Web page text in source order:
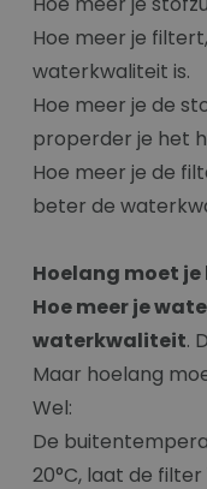
Hoe meer je
waterkwaliteit is.
Hoe meer je de
properder je het
Hoe meer je de
beter de
Hoelang moet
Hoe meer je
waterkwaliteit.
Maar hoelang
Wel:
De
20°C, laat de filter